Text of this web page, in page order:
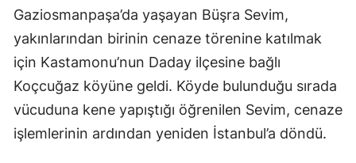
Gaziosmanpaşa’da yaşayan Büşra Sevim,
yakınlarından birinin cenaze törenine katılmak
için Kastamonu’nun Daday ilçesine bağlı
Koçcuğaz köyüne geldi. Köyde bulunduğu sırada
vücuduna kene yapıştığı öğrenilen Sevim, cenaze
işlemlerinin ardından yeniden İstanbul’a döndü.